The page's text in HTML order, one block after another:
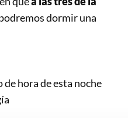
dormir una
hora de esta noche